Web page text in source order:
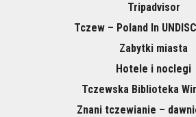
Tripadvisor
Tczew – Poland In
Zabytki miasta
Hotele i noclegi
Tczewska Biblioteka
Znani tczewianie –